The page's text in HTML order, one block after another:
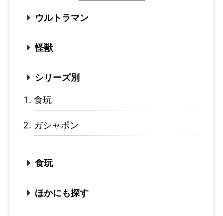
ウルトラマン
怪獣
シリーズ別
食玩
ガシャポン
食玩
ほかにも探す